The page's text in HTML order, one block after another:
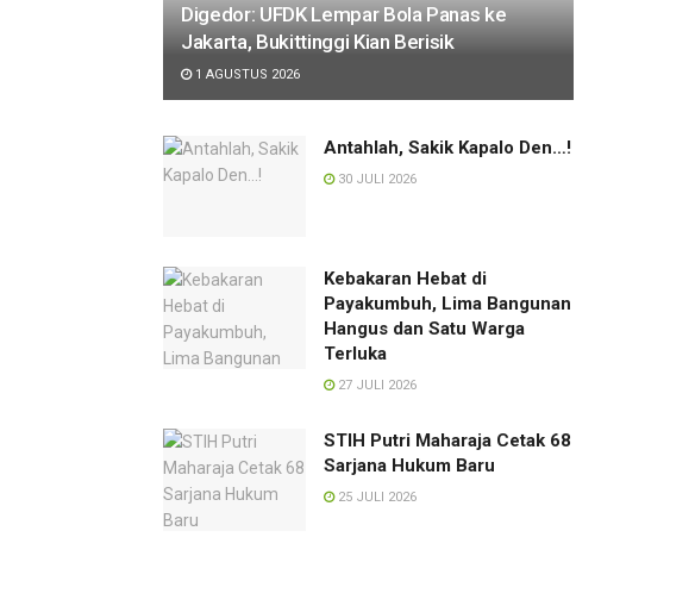
Digedor: UFDK Lempar Bola Panas ke
Jakarta, Bukittinggi Kian Berisik
1 AGUSTUS 2026
Antahlah, Sakik Kapalo Den…!
30 JULI 2026
Kebakaran Hebat di
Payakumbuh, Lima Bangunan
Hangus dan Satu Warga
Terluka
27 JULI 2026
STIH Putri Maharaja Cetak 68
Sarjana Hukum Baru
25 JULI 2026